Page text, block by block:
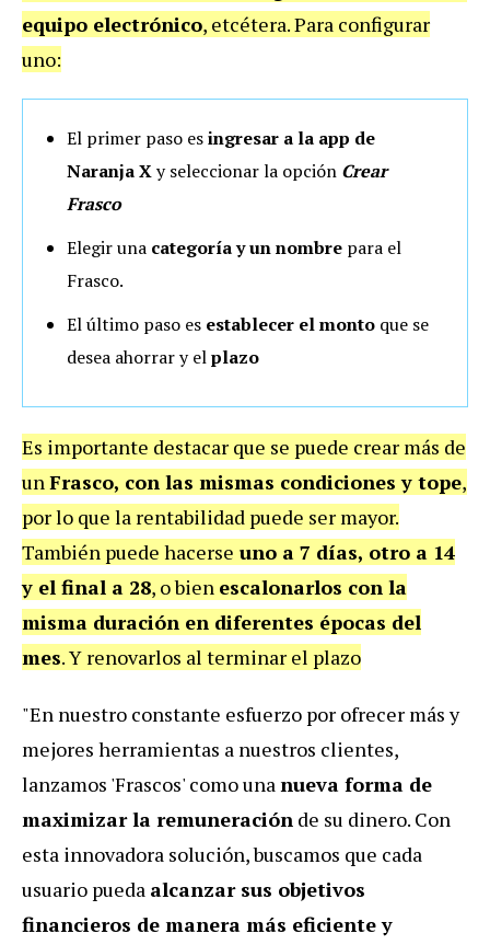
equipo electrónico, etcétera. Para configurar
uno:
El primer paso esingresar a la app de
Naranja Xy seleccionar la opción Crear
Frasco
Elegir una categoría y un nombre para el
Frasco.
El último paso es establecer el monto que se
desea ahorrar y elplazo
Es importante destacar que se puede crear más de
unFrasco, con las mismas condiciones y tope,
por lo que la rentabilidad puede ser mayor.
También puede hacerse uno a 7 días, otro a 14
y el final a 28, o bien escalonarlos con la
misma duración en diferentes épocas del
mes. Y renovarlos al terminar el plazo
"En nuestro constante esfuerzo por ofrecer más y
mejores herramientas a nuestros clientes,
lanzamos 'Frascos' como unanueva forma de
maximizar la remuneración de su dinero. Con
esta innovadora solución, buscamos que cada
usuario pueda alcanzar sus objetivos
financieros de manera más eficiente y